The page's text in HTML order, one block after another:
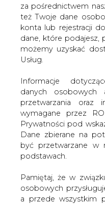
za pośrednictwem
też Twoje dane
konta lub rejestracji
dane, które podajesz,
możemy uzyskać
Usług.
Informacje
danych
przetwarzania oraz
wymagane przez
Prywatności pod
Dane zbierane na
być przetwarzane w
podstawach.
Pamiętaj, że w
osobowych
a przede wszystkim
Strona główna RYNEK
sprawie przejęcia Grupy
2018-10-17 00:00